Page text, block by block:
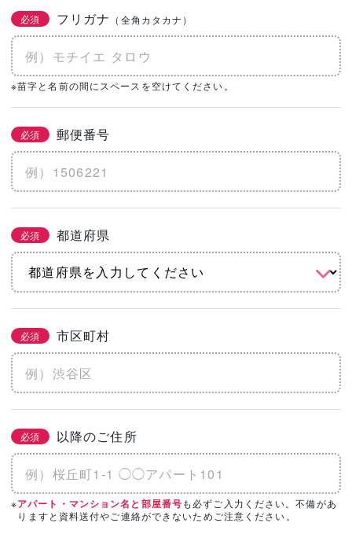
必須 フリガナ （全角カタカナ）
※苗字と名前の間にスペースを空けてください。
必須 郵便番号
必須 都道府県
必須 市区町村
必須 以降のご住所
※アパート・マンション名と部屋番号も必ずご入力ください。不備があ
りますと資料送付やご連絡ができないためご注意ください。